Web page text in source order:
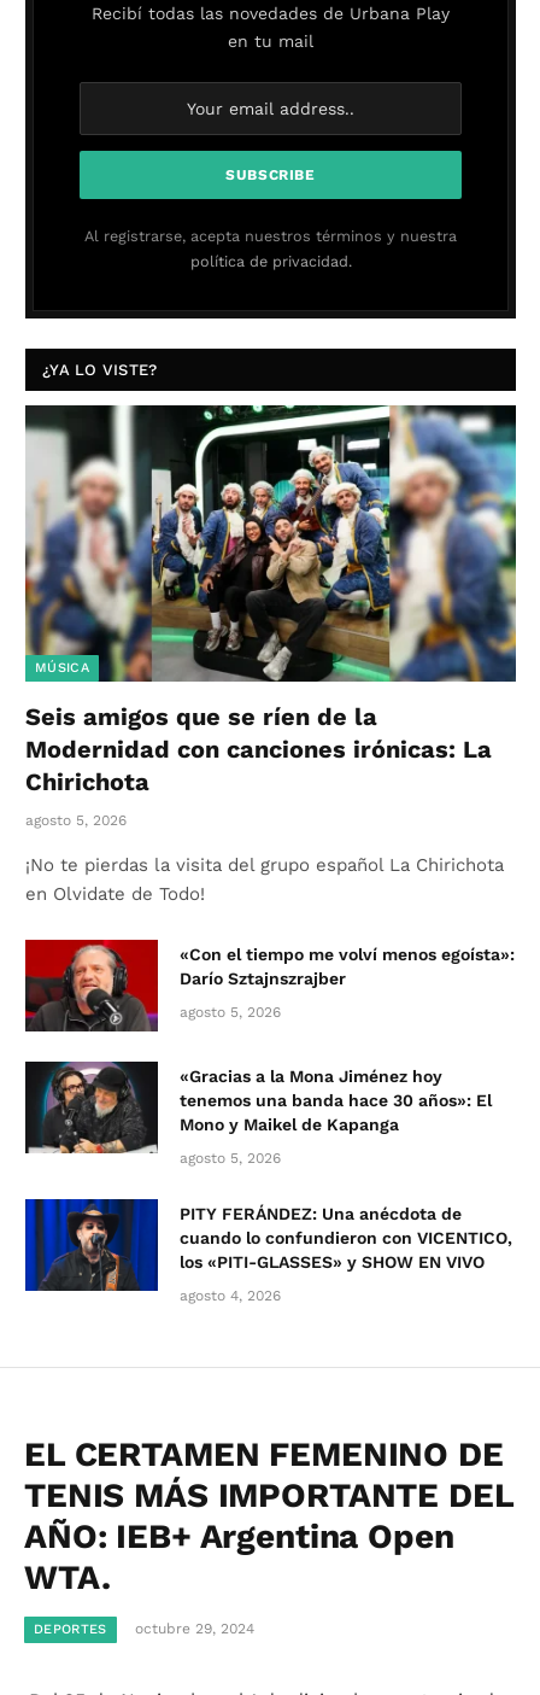
Recibí todas las novedades de Urbana Play
en tu mail
Al registrarse, acepta nuestros términos y nuestra
política de privacidad.
¿YA LO VISTE?
MÚSICA
Seis amigos que se ríen de la
Modernidad con canciones irónicas: La
Chirichota
agosto 5, 2026
¡No te pierdas la visita del grupo español La Chirichota
en Olvidate de Todo!
«Con el tiempo me volví menos egoísta»:
Darío Sztajnszrajber
agosto 5, 2026
«Gracias a la Mona Jiménez hoy
tenemos una banda hace 30 años»: El
Mono y Maikel de Kapanga
agosto 5, 2026
PITY FERÁNDEZ: Una anécdota de
cuando lo confundieron con VICENTICO,
los «PITI-GLASSES» y SHOW EN VIVO
agosto 4, 2026
EL CERTAMEN FEMENINO DE
TENIS MÁS IMPORTANTE DEL
AÑO: IEB+ Argentina Open
WTA.
DEPORTES octubre 29, 2024